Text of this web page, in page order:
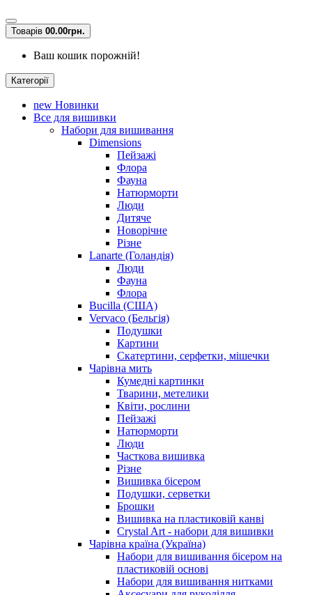
Товарів 00.00грн.
Ваш кошик порожній!
Категорії
new Новинки
Все для вишивки
Набори для вишивання
Dimensions
Пейзажі
Флора
Фауна
Натюрморти
Люди
Дитяче
Новорічне
Різне
Lanarte (Голандія)
Люди
Фауна
Флора
Bucilla (США)
Vervaco (Бельгія)
Подушки
Картини
Скатертини, серфетки, мішечки
Чарiвна мить
Кумедні картинки
Тварини, метелики
Квіти, рослини
Пейзажі
Натюрморти
Люди
Часткова вишивка
Різне
Вишивка бісером
Подушки, серветки
Брошки
Вишивка на пластиковій канві
Crystal Art - набори для вишивки
Чарівна країна (Україна)
Набори для вишивання бісером на
пластиковій основі
Набори для вишивання нитками